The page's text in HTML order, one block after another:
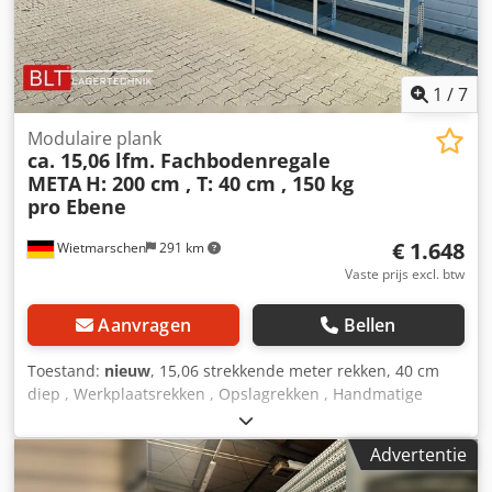
1 /7
Wietmarschen 291 km
Modulaire plank
ca. 15,06 lfm. Fachbodenregale
META H: 200 cm , T: 40 cm , 150 kg
pro Ebene
€ 1.648
Vaste prijs excl. btw
Aanvragen Bellen
Toestand: nieuw, 15,06 strekkende meter rekken, 40 cm
diep , Werkplaatsrekken , Opslagrekken , Handmatige
opslag , Inschuifbare rekken , Kleine onderdelenopslag
Gegevens : - Hoogte : ca. 200 cm Chodozruqrjpfx Al Iea -
Diepte : ca. 40 cm - Lengte : ca. 15,06 strekkende meter
Plankenaanbod 15,06 strekkende meter bestaande uit: -
Advertentie